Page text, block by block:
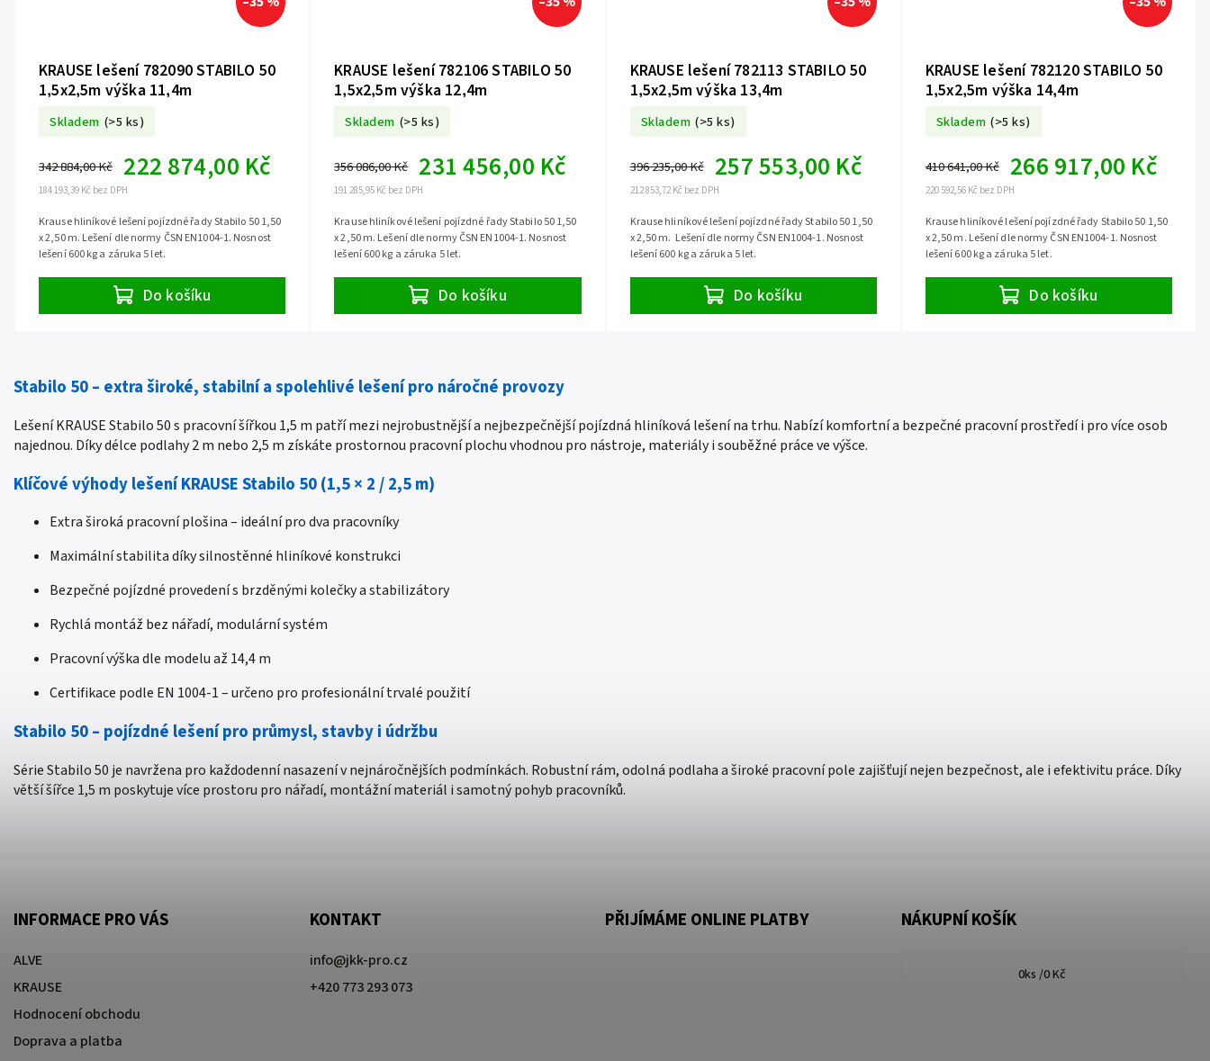
KRAUSE lešení 782090 STABILO 50
1,5x2,5m výška 11,4m
Skladem (>5 ks)
184 193,39 Kč bez DPH
342 884,00 Kč 222 874,00 Kč
Do košíku
Krause hliníkové lešení pojízdné řady Stabilo 50 1,50
x 2,50 m. Lešení dle normy ČSN EN1004-1. Nosnost
lešení 600 kg a záruka 5 let.
KRAUSE lešení 782106 STABILO 50
1,5x2,5m výška 12,4m
Skladem (>5 ks)
191 285,95 Kč bez DPH
356 086,00 Kč 231 456,00 Kč
Do košíku
Krause hliníkové lešení pojízdné řady Stabilo 50 1,50
x 2,50 m. Lešení dle normy ČSN EN1004-1. Nosnost
lešení 600 kg a záruka 5 let.
KRAUSE lešení 782113 STABILO 50
1,5x2,5m výška 13,4m
Skladem (>5 ks)
212 853,72 Kč bez DPH
396 235,00 Kč 257 553,00 Kč
Do košíku
Krause hliníkové lešení pojízdné řady Stabilo 50 1,50
x 2,50 m. Lešení dle normy ČSN EN1004-1. Nosnost
lešení 600 kg a záruka 5 let.
KRAUSE lešení 782120 STABILO 50
1,5x2,5m výška 14,4m
Skladem (>5 ks)
220 592,56 Kč bez DPH
410 641,00 Kč 266 917,00 Kč
Do košíku
Krause hliníkové lešení pojízdné řady Stabilo 50 1,50
x 2,50 m. Lešení dle normy ČSN EN1004-1. Nosnost
lešení 600 kg a záruka 5 let.
Stabilo 50 – extra široké, stabilní a spolehlivé lešení pro náročné provozy
Lešení KRAUSE Stabilo 50 s pracovní šířkou 1,5 m patří mezi nejrobustnější a nejbezpečnější pojízdná hliníková lešení na trhu. Nabízí komfortní a bezpečné pracovní prostředí i pro více osob
najednou. Díky délce podlahy 2 m nebo 2,5 m získáte prostornou pracovní plochu vhodnou pro nástroje, materiály i souběžné práce ve výšce.
Klíčové výhody lešení KRAUSE Stabilo 50 (1,5 × 2 / 2,5 m)
Extra široká pracovní plošina – ideální pro dva pracovníky
Maximální stabilita díky silnostěnné hliníkové konstrukci
Bezpečné pojízdné provedení s brzděnými kolečky a stabilizátory
Rychlá montáž bez nářadí, modulární systém
Pracovní výška dle modelu až 14,4 m
Certifikace podle EN 1004-1 – určeno pro profesionální trvalé použití
Stabilo 50 – pojízdné lešení pro průmysl, stavby i údržbu
Série Stabilo 50 je navržena pro každodenní nasazení v nejnáročnějších podmínkách. Robustní rám, odolná podlaha a široké pracovní pole zajišťují nejen bezpečnost, ale i efektivitu práce. Díky
větší šířce 1,5 m poskytuje více prostoru pro nářadí, montážní materiál i samotný pohyb pracovníků.
INFORMACE PRO VÁS
ALVE
KRAUSE
Hodnocení obchodu
Doprava a platba
KONTAKT
info@jkk-pro.cz
+420 773 293 073
PŘIJÍMÁME ONLINE PLATBY NÁKUPNÍ KOŠÍK
0ks /0 Kč